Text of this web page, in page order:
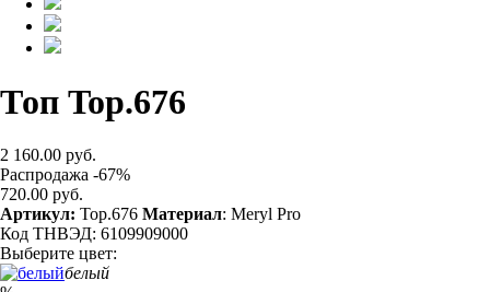
Топ Top.676
2 160.00 руб.
Распродажа -67%
720.00 руб.
Артикул: Top.676 Материал: Meryl Pro
Код ТНВЭД: 6109909000
Выберите цвет:
белый